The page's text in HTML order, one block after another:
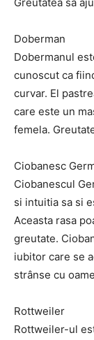
Doberman
Dobermanul
cunoscut ca
curvar. El
care este un
femela.
Ciobanesc
Ciobanescul
si intuitia sa si
Aceasta rasa
greutate.
iubitor care se
strânse cu
Rottweiler
Rottweiler-ul